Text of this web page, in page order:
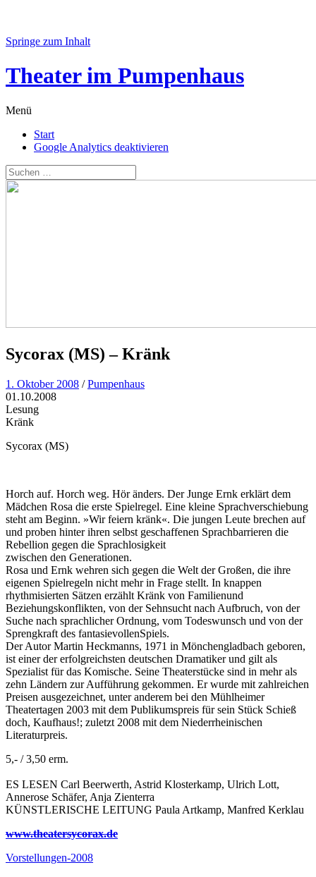
Springe zum Inhalt
Theater im Pumpenhaus
Menü
Start
Google Analytics deaktivieren
Sycorax (MS) – Kränk
1. Oktober 2008 /Pumpenhaus
01.10.2008
Lesung
Kränk
Sycorax (MS)
Horch auf. Horch weg. Hör änders. Der Junge Ernk erklärt dem
Mädchen Rosa die erste Spielregel. Eine kleine Sprachverschiebung
steht am Beginn. »Wir feiern kränk«. Die jungen Leute brechen auf
und proben hinter ihren selbst geschaffenen Sprachbarrieren die
Rebellion gegen die Sprachlosigkeit
zwischen den Generationen.
Rosa und Ernk wehren sich gegen die Welt der Großen, die ihre
eigenen Spielregeln nicht mehr in Frage stellt. In knappen
rhythmisierten Sätzen erzählt Kränk von Familienund
Beziehungskonflikten, von der Sehnsucht nach Aufbruch, von der
Suche nach sprachlicher Ordnung, vom Todeswunsch und von der
Sprengkraft des fantasievollenSpiels.
Der Autor Martin Heckmanns, 1971 in Mönchengladbach geboren,
ist einer der erfolgreichsten deutschen Dramatiker und gilt als
Spezialist für das Komische. Seine Theaterstücke sind in mehr als
zehn Ländern zur Aufführung gekommen. Er wurde mit zahlreichen
Preisen ausgezeichnet, unter anderem bei den Mühlheimer
Theatertagen 2003 mit dem Publikumspreis für sein Stück Schieß
doch, Kaufhaus!; zuletzt 2008 mit dem Niederrheinischen
Literaturpreis.
5,- / 3,50 erm.
ES LESEN Carl Beerwerth, Astrid Klosterkamp, Ulrich Lott,
Annerose Schäfer, Anja Zienterra
KÜNSTLERISCHE LEITUNG Paula Artkamp, Manfred Kerklau
www.theatersycorax.de
Vorstellungen-2008